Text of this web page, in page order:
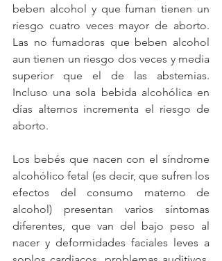
beben alcohol y que fuman tienen un
riesgo cuatro veces mayor de aborto.
Las no fumadoras que beben alcohol
aun tienen un riesgo dos veces y media
superior que el de las abstemias.
Incluso una sola bebida alcohólica en
días alternos incrementa el riesgo de
aborto.
Los bebés que nacen con el síndrome
alcohólico fetal (es decir, que sufren los
efectos del consumo materno de
alcohol) presentan varios síntomas
diferentes, que van del bajo peso al
nacer y deformidades faciales leves a